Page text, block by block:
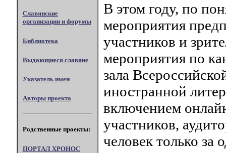
Славянские
организации и форумы
Библиотека
Выдающиеся славяне
Указатель имен
Авторы проекта
Родственные проекты:
ПОРТАЛ XPOHOC
В этом году, по
мероприятия
участников и
мероприятия по
зала
иностранной
включением
участников,
человек только за